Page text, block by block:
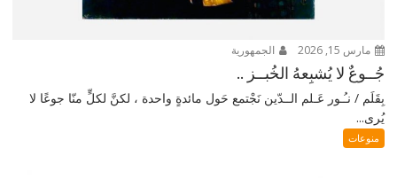
مارس 15, 2026 الجمهورية
جُــوعٌ لا يُشبِعهُ الخُبــز ..
بِقَلَم / نـُـور عَـلم الــدّين نَجْتمع حَول مائدةٍ واحدة ، لكنَّ لكلٍّ منّا جوعًا لا
يُرى...
منوعات